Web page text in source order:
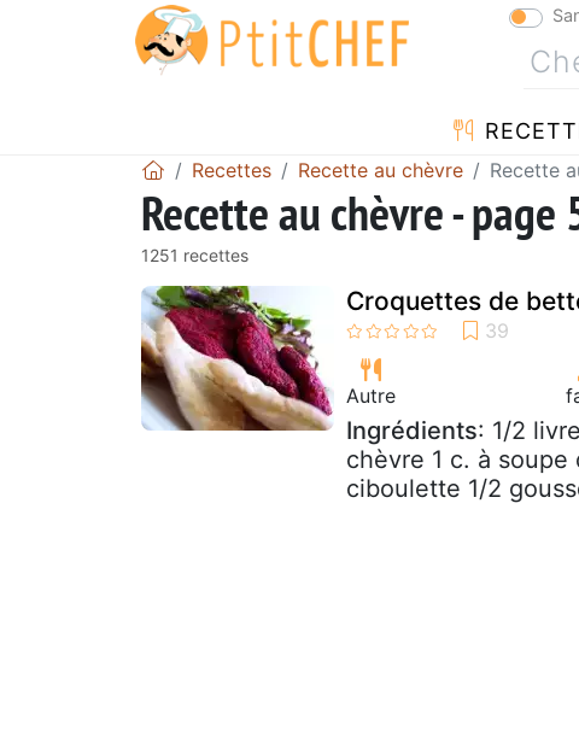
Recettes Recette au chèvre Recette
Recette au chèvre - page
1251 recettes
Croquettes de
Autre
Ingrédients: 1/2
chèvre 1 c. à
ciboulette 1/2